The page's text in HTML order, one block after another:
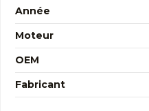
Année
Moteur
OEM
Fabricant